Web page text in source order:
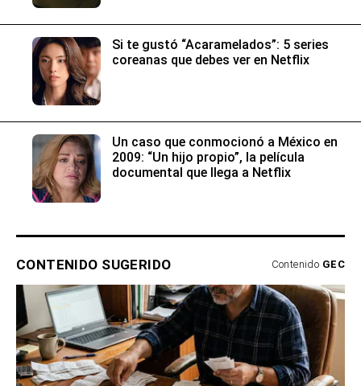
Si te gustó “Acaramelados”: 5 series
coreanas que debes ver en Netflix
Un caso que conmocionó a México en
2009: “Un hijo propio”, la película
documental que llega a Netflix
CONTENIDO SUGERIDO Contenido GEC